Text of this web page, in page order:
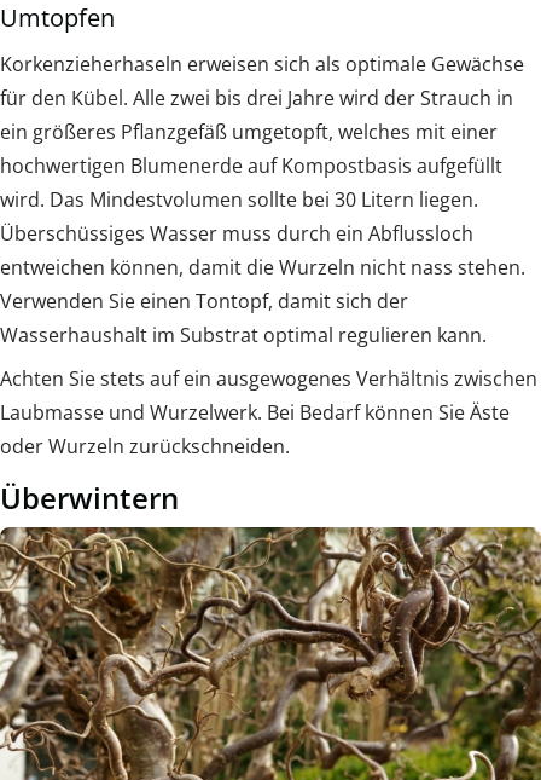
Umtopfen
Korkenzieherhaseln erweisen sich als optimale Gewächse
für den Kübel. Alle zwei bis drei Jahre wird der Strauch in
ein größeres Pflanzgefäß umgetopft, welches mit einer
hochwertigen Blumenerde auf Kompostbasis aufgefüllt
wird. Das Mindestvolumen sollte bei 30 Litern liegen.
Überschüssiges Wasser muss durch ein Abflussloch
entweichen können, damit die Wurzeln nicht nass stehen.
Verwenden Sie einen Tontopf, damit sich der
Wasserhaushalt im Substrat optimal regulieren kann.
Achten Sie stets auf ein ausgewogenes Verhältnis zwischen
Laubmasse und Wurzelwerk. Bei Bedarf können Sie Äste
oder Wurzeln zurückschneiden.
Überwintern